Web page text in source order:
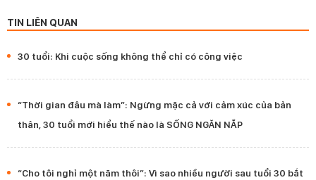
TIN LIÊN QUAN
30 tuổi: Khi cuộc sống không thể chỉ có công việc
“Thời gian đâu mà làm”: Ngừng mặc cả với cảm xúc của bản
thân, 30 tuổi mới hiểu thế nào là SỐNG NGĂN NẮP
“Cho tôi nghỉ một năm thôi”: Vì sao nhiều người sau tuổi 30 bắt